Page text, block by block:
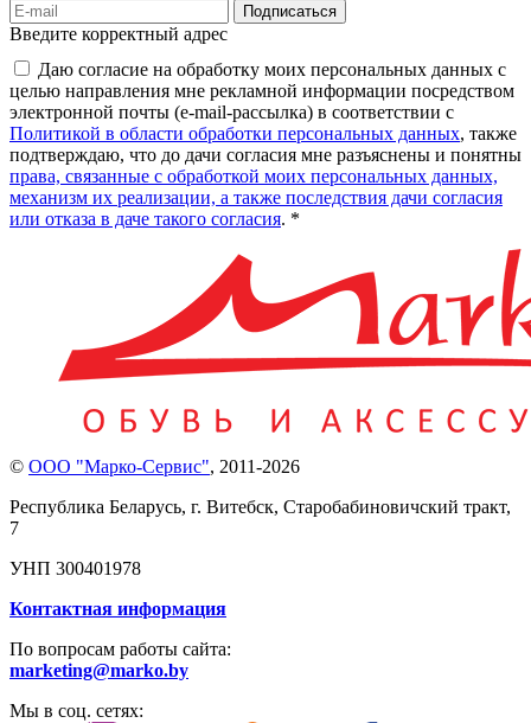
Подписаться
Введите корректный адрес
Даю согласие на обработку моих персональных данных с
целью направления мне рекламной информации посредством
электронной почты (e-mail-рассылка) в соответствии с
Политикой в области обработки персональных данных, также
подтверждаю, что до дачи согласия мне разъяснены и понятны
права, связанные с обработкой моих персональных данных,
механизм их реализации, а также последствия дачи согласия
или отказа в даче такого согласия. *
© ООО "Марко-Сервис", 2011-2026
Республика Беларусь, г. Витебск, Старобабиновичский тракт,
7
УНП 300401978
Контактная информация
По вопросам работы сайта:
marketing@marko.by
Мы в соц. сетях: